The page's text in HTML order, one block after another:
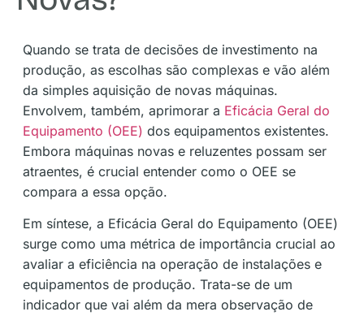
Quando se trata de decisões de investimento na
produção, as escolhas são complexas e vão além
da simples aquisição de novas máquinas.
Envolvem, também, aprimorar a Eficácia Geral do
Equipamento (OEE) dos equipamentos existentes.
Embora máquinas novas e reluzentes possam ser
atraentes, é crucial entender como o OEE se
compara a essa opção.
Em síntese, a Eficácia Geral do Equipamento (OEE)
surge como uma métrica de importância crucial ao
avaliar a eficiência na operação de instalações e
equipamentos de produção. Trata-se de um
indicador que vai além da mera observação de